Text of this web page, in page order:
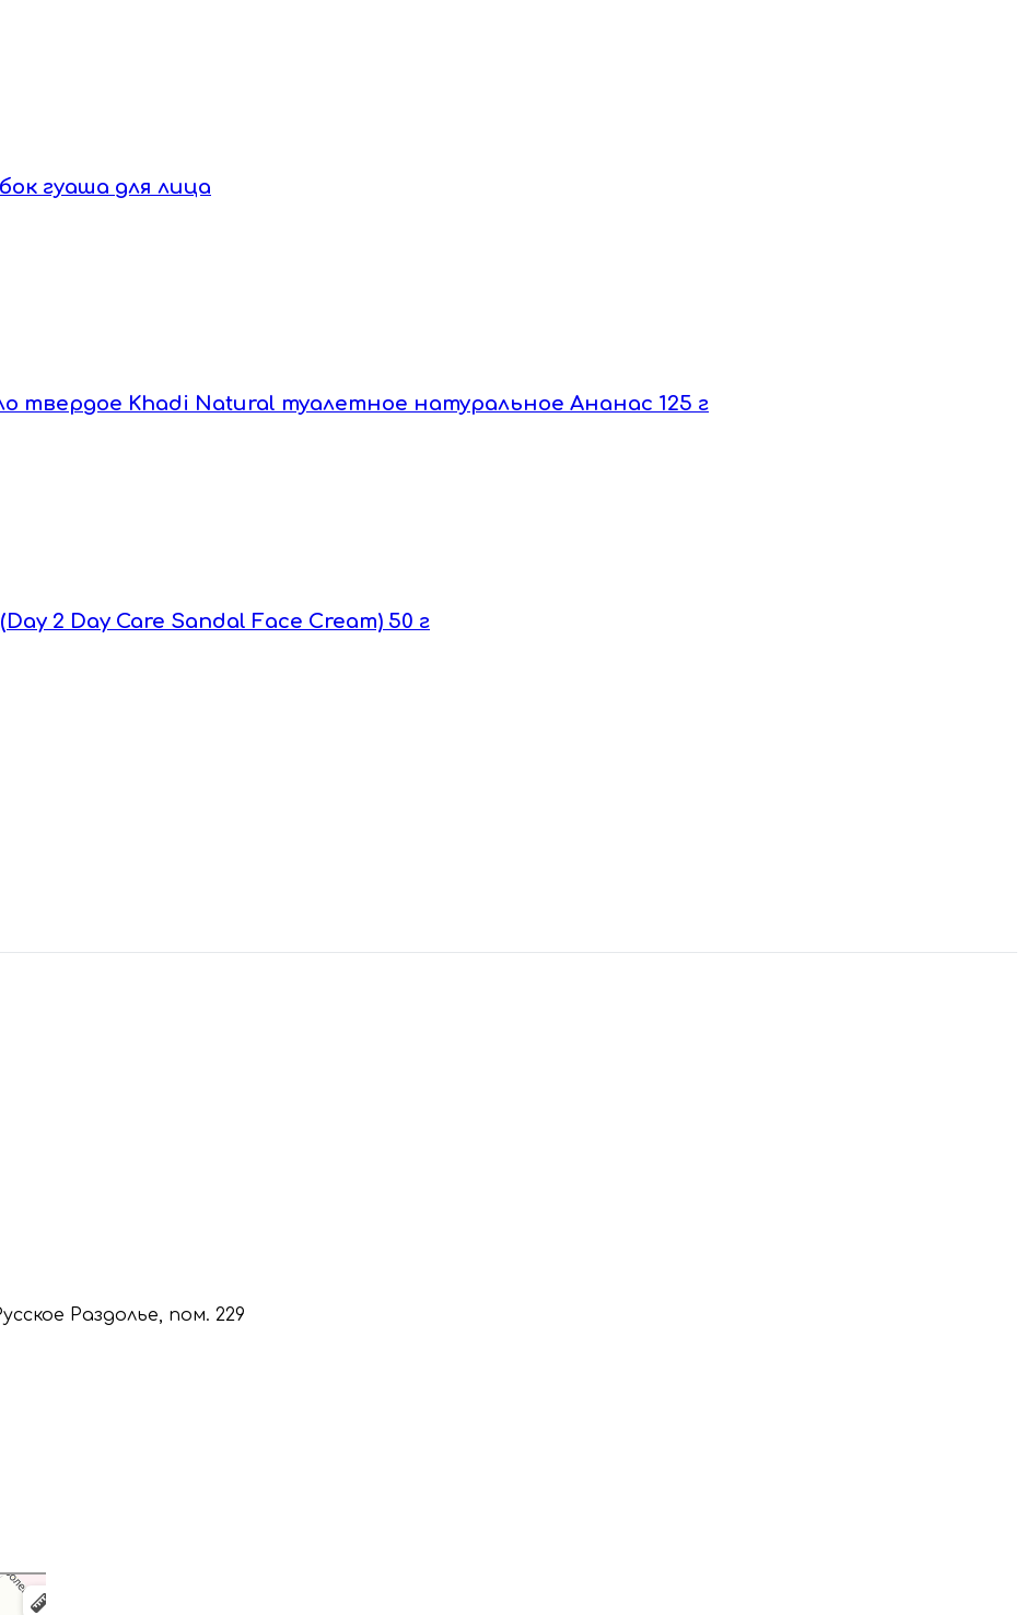
гуаша для лица
твердое Khadi Natural туалетное натуральное Ананас 125 г
2 Day Care Sandal Face Cream) 50 г
Раздолье, пом. 229